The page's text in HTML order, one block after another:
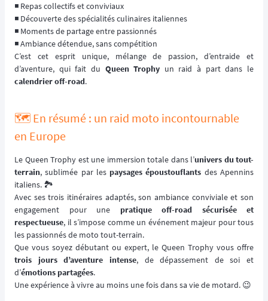
◾️ Repas collectifs et conviviaux
◾️ Découverte des spécialités culinaires italiennes
◾️ Moments de partage entre passionnés
◾️ Ambiance détendue, sans compétition
C’est cet esprit unique, mélange de passion, d’entraide et
d’aventure, qui fait du Queen Trophy un raid à part dans le
calendrier off-road.
🗺️ En résumé : un raid moto incontournable
en Europe
Le Queen Trophy est une immersion totale dans l’univers du tout-
terrain, sublimée par les paysages époustouflants des Apennins
italiens. 🏞️
Avec ses trois itinéraires adaptés, son ambiance conviviale et son
engagement pour une pratique off-road sécurisée et
respectueuse, il s’impose comme un événement majeur pour tous
les passionnés de moto tout-terrain.
Que vous soyez débutant ou expert, le Queen Trophy vous offre
trois jours d’aventure intense, de dépassement de soi et
d’émotions partagées.
Une expérience à vivre au moins une fois dans sa vie de motard. 😉